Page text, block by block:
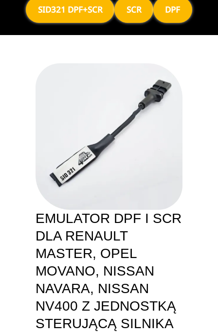
SID321 DPF+SCR SCR DPF
EMULATOR DPF I SCR
DLA RENAULT
MASTER, OPEL
MOVANO, NISSAN
NAVARA, NISSAN
NV400 Z JEDNOSTKĄ
STERUJĄCĄ SILNIKA